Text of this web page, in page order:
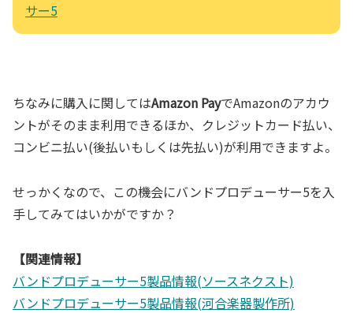
サー5
ちなみに購入に関してはAmazon PayでAmazonのアカウ
ントがそのまま利用できるほか、クレジットカード払い、
コンビニ払い(後払いもしくは先払い)が利用できますよ。
せっかくなので、この機会にバンドプロデューサー5を入
手してみてはいかがですか？
【関連情報】
バンドプロデューサー5製品情報(ソースネクスト)
バンドプロデューサー5製品情報(河合楽器製作所)